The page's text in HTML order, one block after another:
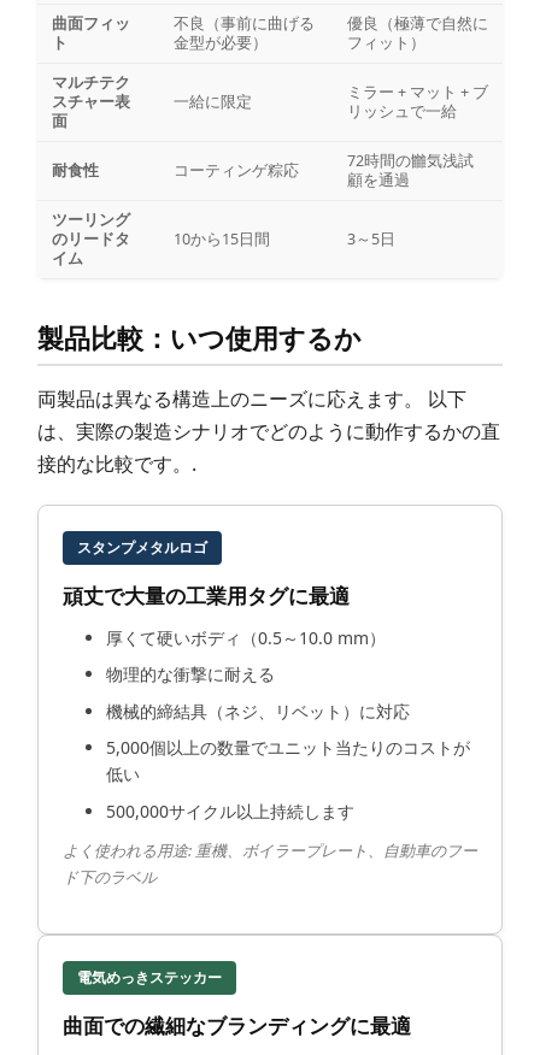
曲面フィッ
ト
不良（事前に曲げる
金型が必要）
優良（極薄で自然に
フィット）
マルチテク
スチャー表
面
一給に限定
ミラー + マット + ブ
リッシュで一給
耐食性 コーティンゲ粽応
72時間の雦気浅試
顧を通過
ツーリング
のリードタ
イム
10から15日間 3～5日
製品比較：いつ使用するか
両製品は異なる構造上のニーズに応えます。 以下
は、実際の製造シナリオでどのように動作するかの直
接的な比較です。.
スタンプメタルロゴ
頑丈で大量の工業用タグに最適
厚くて硬いボディ（0.5～10.0 mm）
物理的な衝撃に耐える
機械的締結具（ネジ、リベット）に対応
5,000個以上の数量でユニット当たりのコストが
低い
500,000サイクル以上持続します
よく使われる用途: 重機、ボイラープレート、自動車のフー
ド下のラベル
電気めっきステッカー
曲面での繊細なブランディングに最適